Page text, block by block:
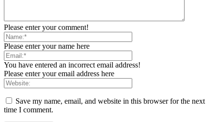
Please enter your comment!
Please enter your name here
You have entered an incorrect email address!
Please enter your email address here
Save my name, email, and website in this browser for the next
time I comment.